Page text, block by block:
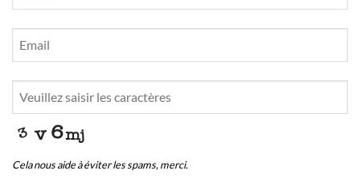
Cela nous aide à éviter les spams, merci.